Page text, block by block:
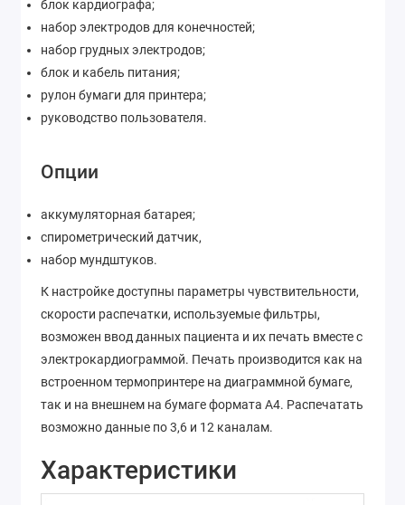
блок кардиографа;
набор электродов для конечностей;
набор грудных электродов;
блок и кабель питания;
рулон бумаги для принтера;
руководство пользователя.
Опции
аккумуляторная батарея;
спирометрический датчик,
набор мундштуков.
К настройке доступны параметры чувствительности,
скорости распечатки, используемые фильтры,
возможен ввод данных пациента и их печать вместе с
электрокардиограммой. Печать производится как на
встроенном термопринтере на диаграммной бумаге,
так и на внешнем на бумаге формата А4. Распечатать
возможно данные по 3,6 и 12 каналам.
Характеристики